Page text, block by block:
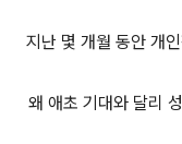
지난 몇 개월 동안 개
왜 애초 기대와 달리